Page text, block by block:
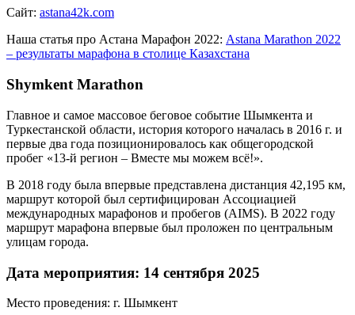
Сайт: astana42k.com
Наша статья про Астана Марафон 2022: Astana Marathon 2022
– результаты марафона в столице Казахстана
Shymkent Marathon
Главное и самое массовое беговое событие Шымкента и
Туркестанской области, история которого началась в 2016 г. и
первые два года позиционировалось как общегородской
пробег «13-й регион – Вместе мы можем всё!».
В 2018 году была впервые представлена дистанция 42,195 км,
маршрут которой был сертифицирован Ассоциацией
международных марафонов и пробегов (AIMS). В 2022 году
маршрут марафона впервые был проложен по центральным
улицам города.
Дата мероприятия: 14 сентября 2025
Место проведения: г. Шымкент